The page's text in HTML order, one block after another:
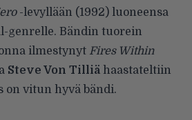
-levyllään (1992) luoneensa
genrelle. Bändin tuorein
ilmestynyt Fires Within
Steve Von Tilliä haastateltiin
on vitun hyvä bändi.